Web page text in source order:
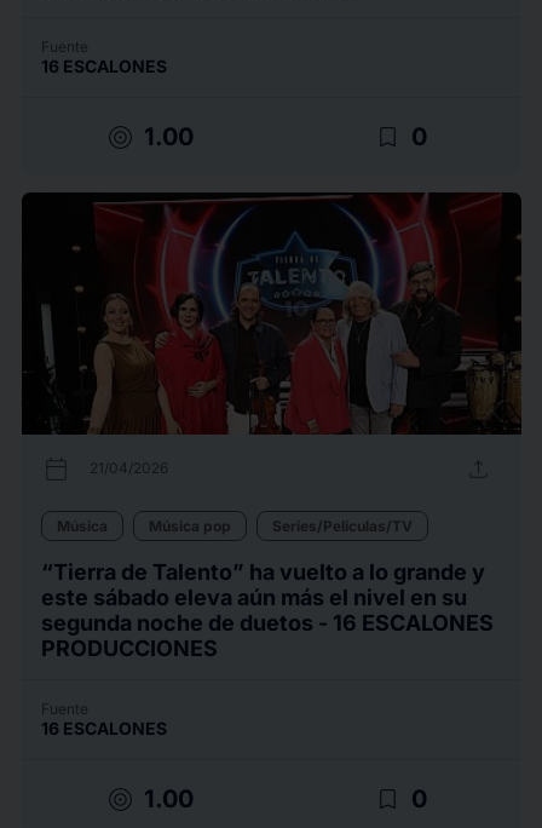
Fuente
16 ESCALONES
target 1.00 bookmark_border 0
calendar_today 21/04/2026 upload
Música Música pop Series/Películas/TV
“Tierra de Talento” ha vuelto a lo grande y
este sábado eleva aún más el nivel en su
segunda noche de duetos - 16 ESCALONES
PRODUCCIONES
Fuente
16 ESCALONES
target 1.00 bookmark_border 0